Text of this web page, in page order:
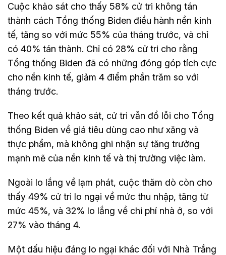
Cuộc khảo sát cho thấy 58% cử tri không tán
thành cách Tổng thống Biden điều hành nền kinh
tế, tăng so với mức 55% của tháng trước, và chỉ
có 40% tán thành. Chỉ có 28% cử tri cho rằng
Tổng thống Biden đã có những đóng góp tích cực
cho nền kinh tế, giảm 4 điểm phần trăm so với
tháng trước.
Theo kết quả khảo sát, cử tri vẫn đổ lỗi cho Tổng
thống Biden về giá tiêu dùng cao như xăng và
thực phẩm, mà không ghi nhận sự tăng trưởng
mạnh mẽ của nền kinh tế và thị trường việc làm.
Ngoài lo lắng về lạm phát, cuộc thăm dò còn cho
thấy 49% cử tri lo ngại về mức thu nhập, tăng từ
mức 45%, và 32% lo lắng về chi phí nhà ở, so với
27% vào tháng 4.
Một dấu hiệu đáng lo ngại khác đối với Nhà Trắng